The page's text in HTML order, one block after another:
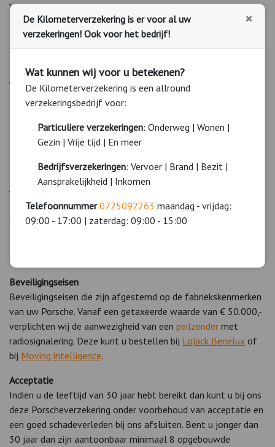
Volledig casco .
Geldigheidsduur taxatie
36 maanden.
Dekkingsopties
WA + Volledig casco of WA + Beperkt casco of WA.
Hulpverlening Porscheverzekering
In binnen- en buitenland.
Porsche autosleuteldekking
Tot € 750,- voor sleutels en vervanging van sloten.
Aanvullende dekkingen
Rechtsbijstand: € 22,69 p.j. excl. bel.
Schadeverzekering inzittenden € 37,50 p.j. excl. bel.
Standaard 7.500 KM of 10.000 KM. Uitbreiding op aanvraag.
Beveiligingseisen
Beveiligingseisen die zijn afgestemd op de fabriekskenmerken
van uw Porsche. Vanaf een getaxeerde waarde van € 50.000,-
verplichten wij de aanwezigheid van een peilzender met
radiosignalering. Deze kunt u bestellen bij Lojack Benelux of
bij Moving intelligence.
Acceptatie
Indien u de leeftijd van 30 jaar hebt bereikt dan kunt u bij ons
deze Porscheverzekering onder voorbehoud van acceptatie en
een goed schadeverleden bij ons afsluiten. Bent u jonger dan
30 jaar dan zijn aantoonbaar minimaal 8 opgebouwde
De Kilometerverzekering is er voor al uw
verzekeringen! Ook voor het bedrijf!
×
Wat kunnen wij voor u betekenen?
De Kilometerverzekering is een allround
verzekeringsbedrijf voor:
Particuliere verzekeringen: Onderweg | Wonen |
Gezin | Vrije tijd | En meer
Bedrijfsverzekeringen: Vervoer | Brand | Bezit |
Aansprakelijkheid | Inkomen
Telefoonnummer 0725092263 maandag - vrijdag:
09:00 - 17:00 | zaterdag: 09:00 - 15:00